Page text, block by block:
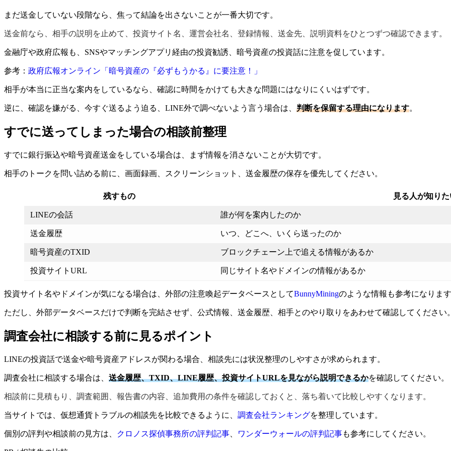
まだ送金していない段階なら、焦って結論を出さないことが一番大切です。
送金前なら、相手の説明を止めて、投資サイト名、運営会社名、登録情報、送金先、説明資料をひとつずつ確認できます。
金融庁や政府広報も、SNSやマッチングアプリ経由の投資勧誘、暗号資産の投資話に注意を促しています。
参考： 政府広報オンライン「暗号資産の『必ずもうかる』に要注意！」
相手が本当に正当な案内をしているなら、確認に時間をかけても大きな問題にはなりにくいはずです。
逆に、確認を嫌がる、今すぐ送るよう迫る、LINE外で調べないよう言う場合は、 判断を保留する理由になります。
すでに送ってしまった場合の相談前整理
すでに銀行振込や暗号資産送金をしている場合は、まず情報を消さないことが大切です。
相手のトークを問い詰める前に、画面録画、スクリーンショット、送金履歴の保存を優先してください。
残すもの 見る人が知り
LINEの会話 誰が何を案内したのか
送金履歴 いつ、どこへ、いくら送ったのか
暗号資産のTXID ブロックチェーン上で追える情報があるか
投資サイトURL 同じサイト名やドメインの情報があるか
投資サイト名やドメインが気になる場合は、外部の注意喚起データベースとしてBunnyMiningのような情報も参考になりま
ただし、外部データベースだけで判断を完結させず、公式情報、送金履歴、相手とのやり取りをあわせて確認してください
調査会社に相談する前に見るポイント
LINEの投資話で送金や暗号資産アドレスが関わる場合、相談先には状況整理のしやすさが求められます。
調査会社に相談する場合は、 送金履歴、TXID、LINE履歴、投資サイトURLを見ながら説明できるかを確認してください。
相談前に見積もり、調査範囲、報告書の内容、追加費用の条件を確認しておくと、落ち着いて比較しやすくなります。
当サイトでは、仮想通貨トラブルの相談先を比較できるように、 調査会社ランキングを整理しています。
個別の評判や相談前の見方は、 クロノス探偵事務所の評判記事 ワンダーウォールの評判記事も参考にしてください。